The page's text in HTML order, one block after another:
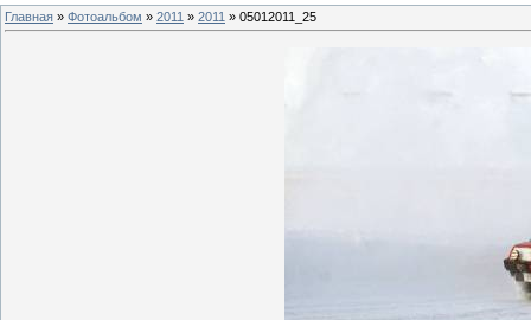
Главная » Фотоальбом » 2011 » 2011 » 05012011_25